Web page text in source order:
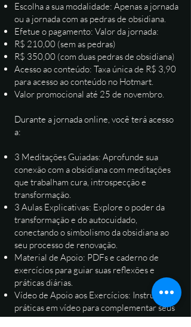
Escolha a sua modalidade: Apenas a jornada
ou a jornada com as pedras de obsidiana.
Efetue o pagamento: Valor da jornada:
R$ 210,00 (sem as pedras)
R$ 350,00 (com duas pedras de obsidiana)
Acesso ao conteúdo: Taxa única de R$ 3,90
para acesso ao conteúdo no Hotmart.
Valor promocional até 25 de novembro.
Durante a jornada online, você terá acesso
a:
3 Meditações Guiadas: Aprofunde sua
conexão com a obsidiana com meditações
que trabalham cura, introspecção e
transformação.
3 Aulas Explicativas: Explore o poder da
transformação e do autocuidado,
conectando o simbolismo da obsidiana ao
seu processo de renovação.
Material de Apoio: PDFs e caderno de
exercícios para guiar suas reflexões e
práticas diárias.
Vídeo de Apoio aos Exercícios: Instruções
práticas em vídeo para complementar seus
exercícios.